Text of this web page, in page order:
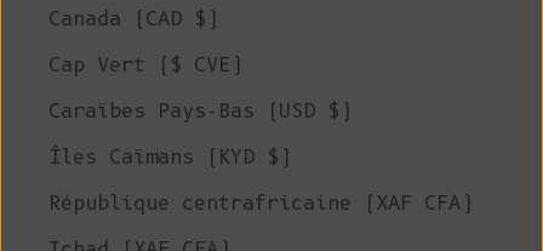
Canada (CAD $)
Cap Vert ($ CVE)
Caraïbes Pays-Bas (USD $)
Îles Caïmans (KYD $)
République centrafricaine (XAF CFA)